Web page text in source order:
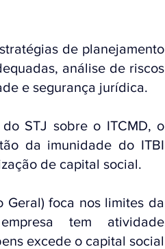
de planejamento
análise de riscos
e segurança jurídica.
STJ sobre o ITCMD, o
da imunidade do ITBI
de capital social.
Geral) foca nos limites da
tem atividade
excede o capital social